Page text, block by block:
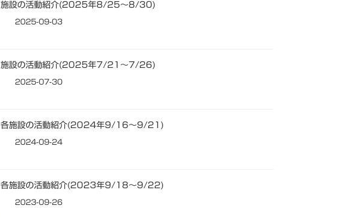
施設の活動紹介(2025年8/25～8/30)
2025-09-03
施設の活動紹介(2025年7/21～7/26)
2025-07-30
各施設の活動紹介(2024年9/16～9/21)
2024-09-24
各施設の活動紹介(2023年9/18～9/22)
2023-09-26